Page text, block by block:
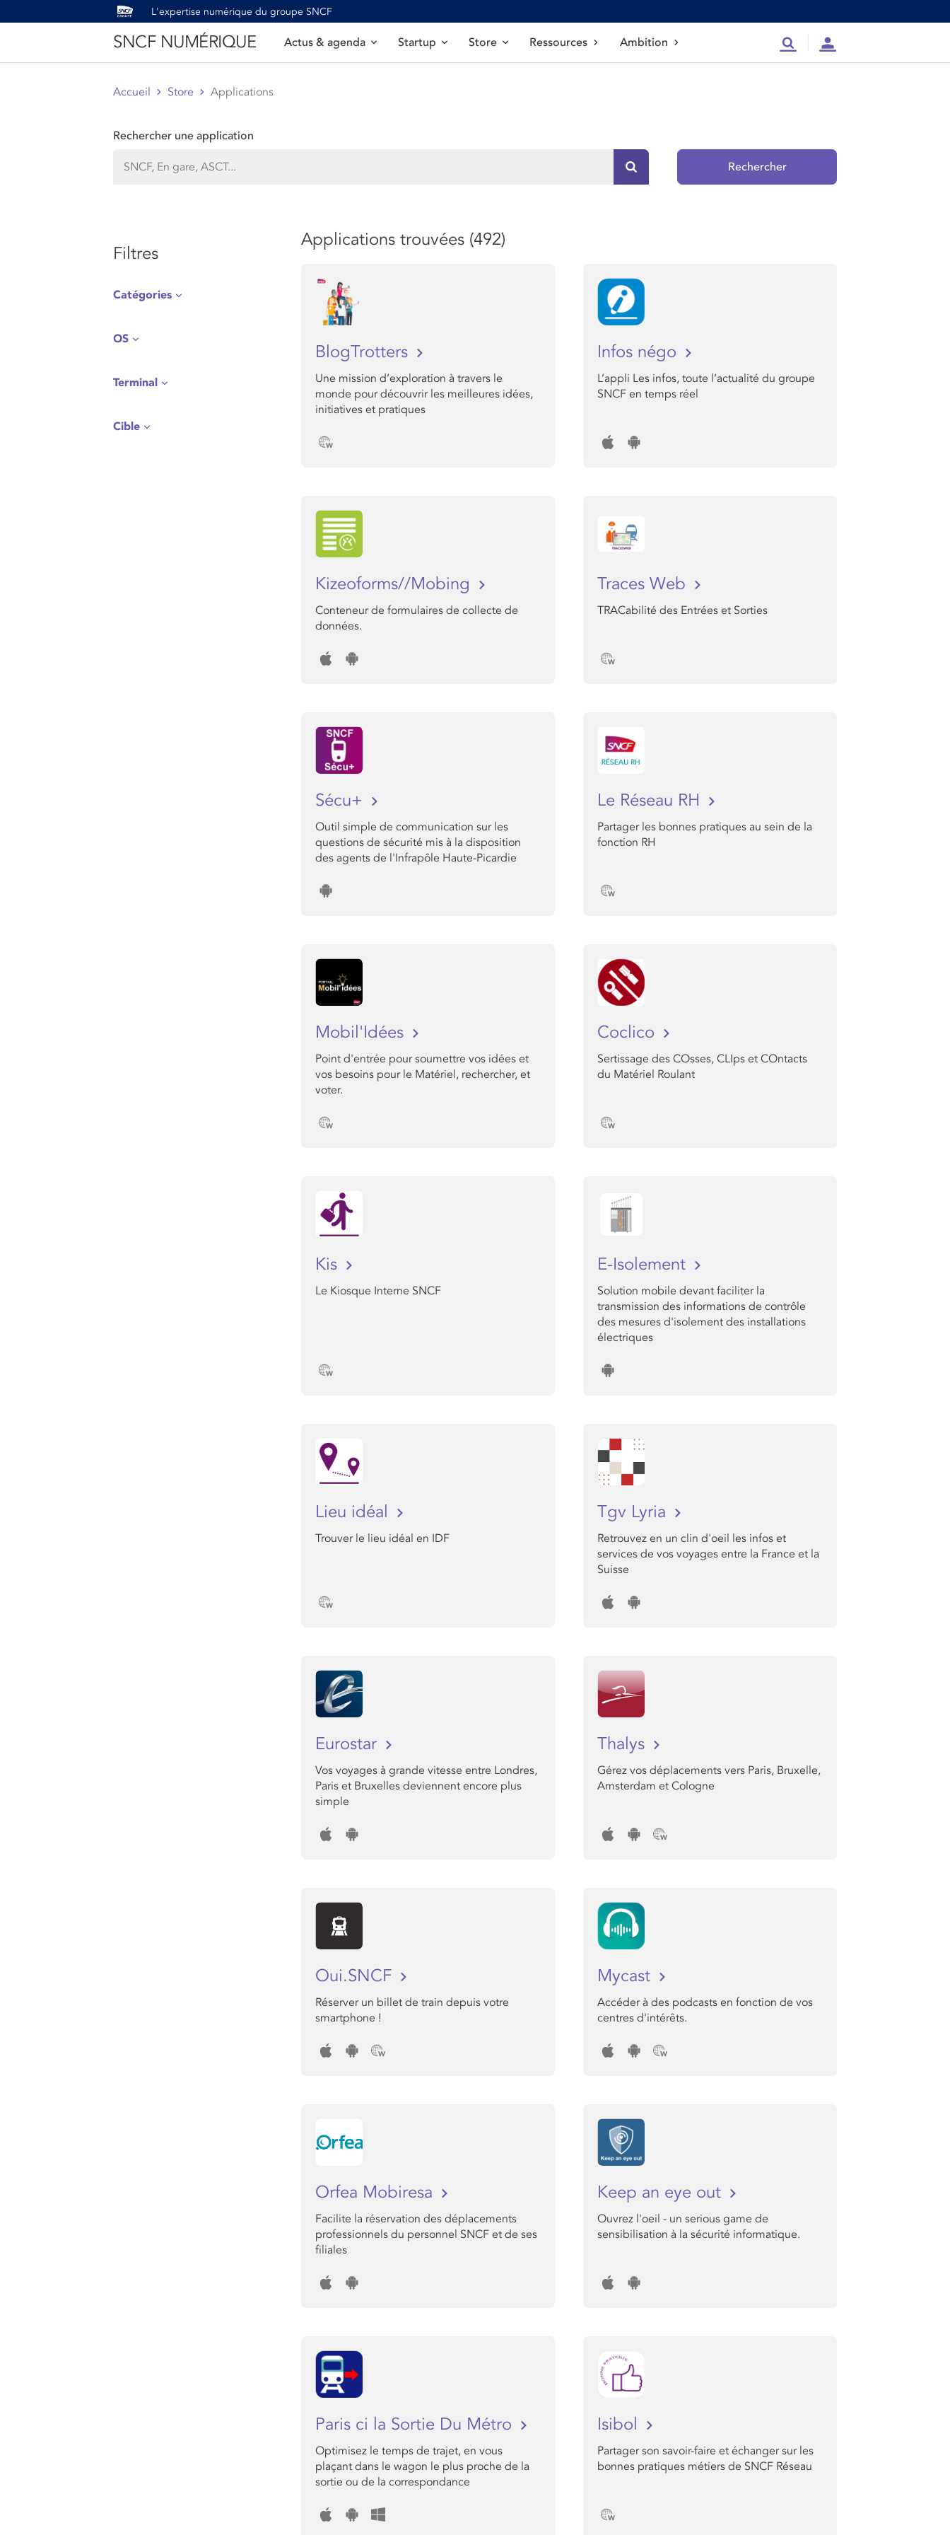
L'expertise numérique du groupe SNCF
SNCF NUMÉRIQUE Actus & agenda Startup Store Ressources Ambition RechercheCompte
Accueil Store Applications
Rechercher une application
Rechercher sur le site
Rechercher
Filtres
Catégories
OS
Terminal
Cible
Applications trouvées (492)
BlogTrotters
Une mission d’exploration à travers le
monde pour découvrir les meilleures idées,
initiatives et pratiques
Infos négo
L’appli Les infos, toute l’actualité du groupe
SNCF en temps réel
Kizeoforms//Mobing
Conteneur de formulaires de collecte de
données.
Traces Web
TRACabilité des Entrées et Sorties
Sécu+
Outil simple de communication sur les
questions de sécurité mis à la disposition
des agents de l'Infrapôle Haute-Picardie
Le Réseau RH
Partager les bonnes pratiques au sein de la
fonction RH
Mobil'Idées
Point d'entrée pour soumettre vos idées et
vos besoins pour le Matériel, rechercher, et
voter.
Coclico
Sertissage des COsses, CLIps et COntacts
du Matériel Roulant
Kis
Le Kiosque Interne SNCF
E-Isolement
Solution mobile devant faciliter la
transmission des informations de contrôle
des mesures d'isolement des installations
électriques
Lieu idéal
Trouver le lieu idéal en IDF
Tgv Lyria
Retrouvez en un clin d'oeil les infos et
services de vos voyages entre la France et la
Suisse
Eurostar
Vos voyages à grande vitesse entre Londres,
Paris et Bruxelles deviennent encore plus
simple
Thalys
Gérez vos déplacements vers Paris, Bruxelle,
Amsterdam et Cologne
Oui.SNCF
Réserver un billet de train depuis votre
smartphone !
Mycast
Accéder à des podcasts en fonction de vos
centres d'intérêts.
Orfea Mobiresa
Facilite la réservation des déplacements
professionnels du personnel SNCF et de ses
filiales
Keep an eye out
Ouvrez l'oeil - un serious game de
sensibilisation à la sécurité informatique.
Paris ci la Sortie Du Métro
Optimisez le temps de trajet, en vous
plaçant dans le wagon le plus proche de la
sortie ou de la correspondance
Isibol
Partager son savoir-faire et échanger sur les
bonnes pratiques métiers de SNCF Réseau